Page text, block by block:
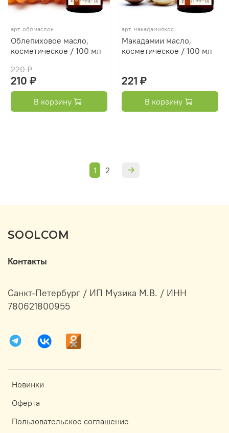
арт. облмаслок
Облепиховое масло,
косметическое / 100 мл
220 ₽
210 ₽
В корзину
арт. макадамиякос
Макадамии масло,
косметическое / 100 мл
221 ₽
В корзину
1 2
SOOLCOM
Новинки
Оферта
Пользовательское соглашение
Контакты
Санкт-Петербург / ИП Музика М.В. / ИНН
780621800955